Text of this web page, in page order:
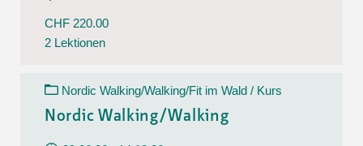
CHF 220.00
2 Lektionen
Nordic Walking/Walking/Fit im Wald / Kurs
Nordic Walking/Walking